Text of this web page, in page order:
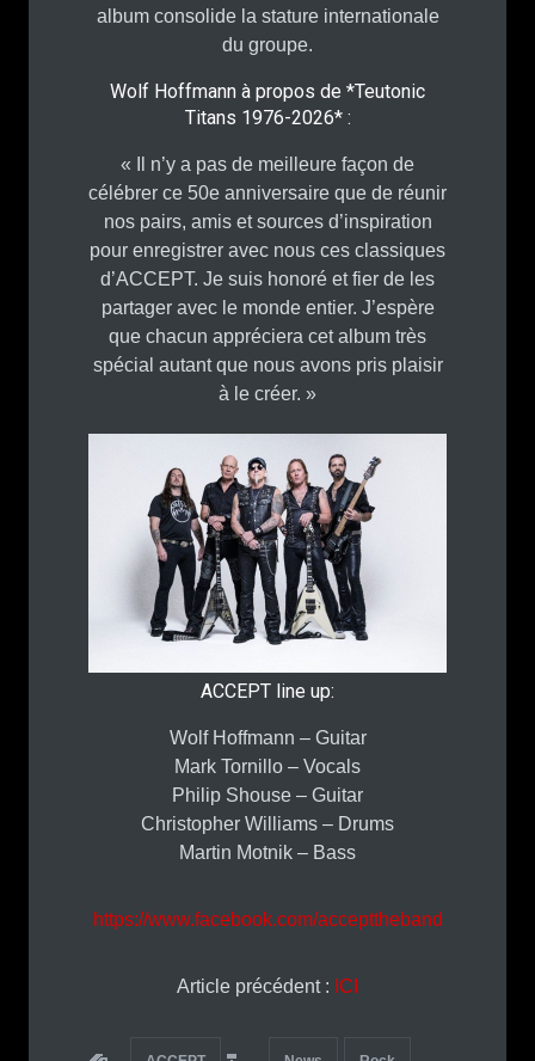
album consolide la stature internationale
du groupe.
Wolf Hoffmann à propos de *Teutonic
Titans 1976-2026* :
« Il n’y a pas de meilleure façon de
célébrer ce 50e anniversaire que de réunir
nos pairs, amis et sources d’inspiration
pour enregistrer avec nous ces classiques
d’ACCEPT. Je suis honoré et fier de les
partager avec le monde entier. J’espère
que chacun appréciera cet album très
spécial autant que nous avons pris plaisir
à le créer. »
ACCEPT line up:
Wolf Hoffmann – Guitar
Mark Tornillo – Vocals
Philip Shouse – Guitar
Christopher Williams – Drums
Martin Motnik – Bass
https://www.facebook.com/accepttheband
Article précédent : ICI